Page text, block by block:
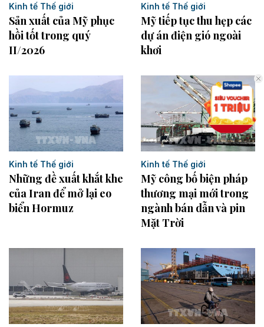
Kinh tế Thế giới
Sản xuất của Mỹ phục
hồi tốt trong quý
II/2026
Kinh tế Thế giới
Mỹ tiếp tục thu hẹp các
dự án điện gió ngoài
khơi
Kinh tế Thế giới
Những đề xuất khắt khe
của Iran để mở lại eo
biển Hormuz
Kinh tế Thế giới
Mỹ công bố biện pháp
thương mại mới trong
ngành bán dẫn và pin
Mặt Trời